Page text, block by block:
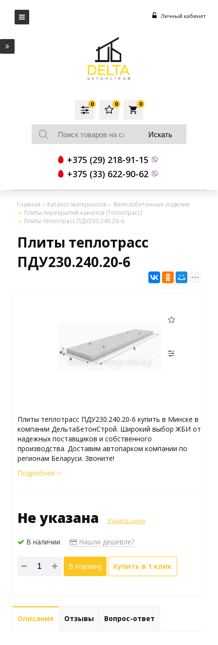
Личный кабинет
local_grocery_store
0
0
0
+375 (29) 218-91-15
+375 (33) 622-90-62
Главная Каталог материалов
Железобетонные изделия
Плиты перекрытий каналов (Теплотрасс)
Плиты теплотрасс ПДУ230.240.20-6
Плиты теплотрасс
ПДУ230.240.20-6
Плиты теплотрасс ПДУ230.240.20-6 купить в Минске в
компании ДельтаБетонСтрой. Широкий выбор ЖБИ от
надежных поставщиков и собственного
производства. Доставим автопарком компании по
регионам Беларуси. Звоните!
Подробнее
Не указана Узнать цену
В наличии Нашли дешевле?
В корзину Купить в 1 клик
Описание Отзывы Вопрос-ответ